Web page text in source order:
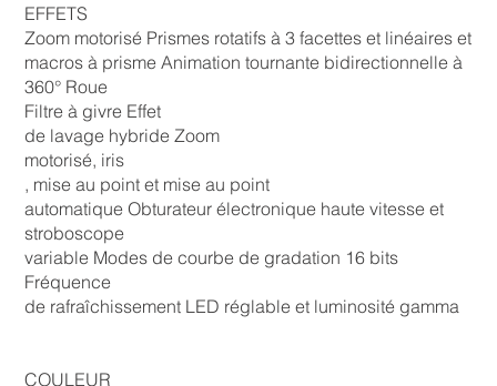
EFFETS
Zoom motorisé Prismes rotatifs à 3 facettes et linéaires et
macros à prisme Animation tournante bidirectionnelle à
360° Roue
Filtre à givre Effet
de lavage hybride Zoom
motorisé, iris
, mise au point et mise au point
automatique Obturateur électronique haute vitesse et
stroboscope
variable Modes de courbe de gradation 16 bits
Fréquence
de rafraîchissement LED réglable et luminosité gamma
COULEUR